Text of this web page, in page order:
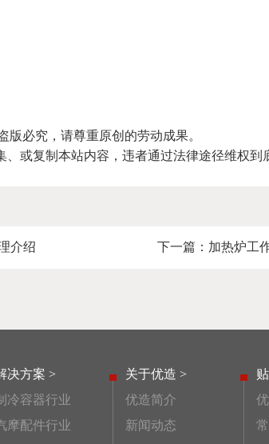
版必究，请尊重原创的劳动成果。
或复制本站内容，违者通过法律途径维权到
介绍 下一篇： 加热炉工
决方案 >
冷容器行业
摩配件行业
关于优造 >
优造简介
新闻动态